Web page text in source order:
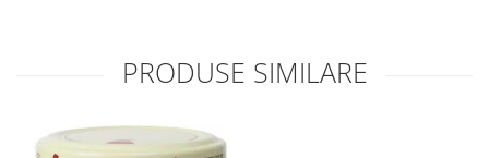
PRODUSE SIMILARE